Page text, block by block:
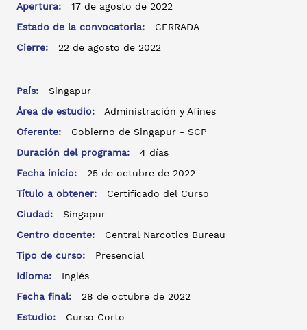
Apertura:
17 de agosto de 2022
Estado de la convocatoria:
CERRADA
Cierre:
22 de agosto de 2022
País:
Singapur
Área de estudio:
Administración y Afines
Oferente:
Gobierno de Singapur - SCP
Duración del programa:
4 días
Fecha inicio:
25 de octubre de 2022
Título a obtener:
Certificado del Curso
Ciudad:
Singapur
Centro docente:
Central Narcotics Bureau
Tipo de curso:
Presencial
Idioma:
Inglés
Fecha final:
28 de octubre de 2022
Estudio:
Curso Corto